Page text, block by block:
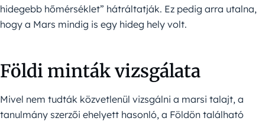
hidegebb hőmérséklet” hátráltatják. Ez pedig arra utalna,
hogy a Mars mindig is egy hideg hely volt.
Földi minták vizsgálata
Mivel nem tudták közvetlenül vizsgálni a marsi talajt, a
tanulmány szerzői ehelyett hasonló, a Földön található